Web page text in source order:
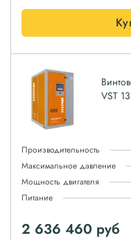
VST 13
Производительность
Максимальное давление
Мощность двигателя
Питание
2 636 460 руб